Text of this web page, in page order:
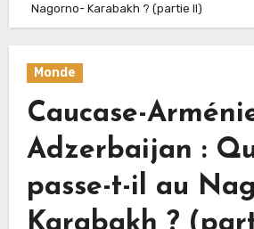
Nagorno- Karabakh ? (partie II)
Monde
Caucase-
Adzerbaijan :
passe-t-il au
Karabakh ?